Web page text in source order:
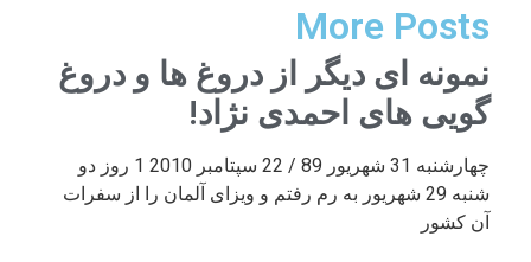
More Posts
نمونه ای دیگر از دروغ ها و دروغ
گویی های احمدی نژاد!
چهارشنبه 31 شهریور 89 / 22 سپتامبر 2010 1 روز دو
شنبه 29 شهریور به رم رفتم و ویزای آلمان را از سفرات
آن کشور